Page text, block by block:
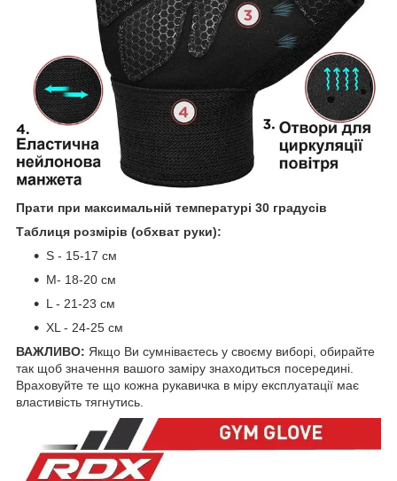
Прати при максимальній температурі 30 градусів
Таблиця розмірів (обхват руки):
S - 15-17 см
M- 18-20 см
L - 21-23 см
XL - 24-25 см
ВАЖЛИВО: Якщо Ви сумніваєтесь у своєму виборі, обирайте
так щоб значення вашого заміру знаходиться посередині.
Враховуйте те що кожна рукавичка в міру експлуатації має
властивість тягнутись.